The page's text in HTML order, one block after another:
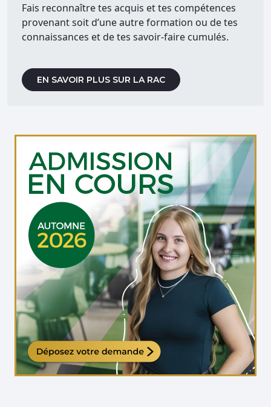
Fais reconnaître tes acquis et tes compétences
provenant soit d’une autre formation ou de tes
connaissances et de tes savoir-faire cumulés.
EN SAVOIR PLUS SUR LA RAC